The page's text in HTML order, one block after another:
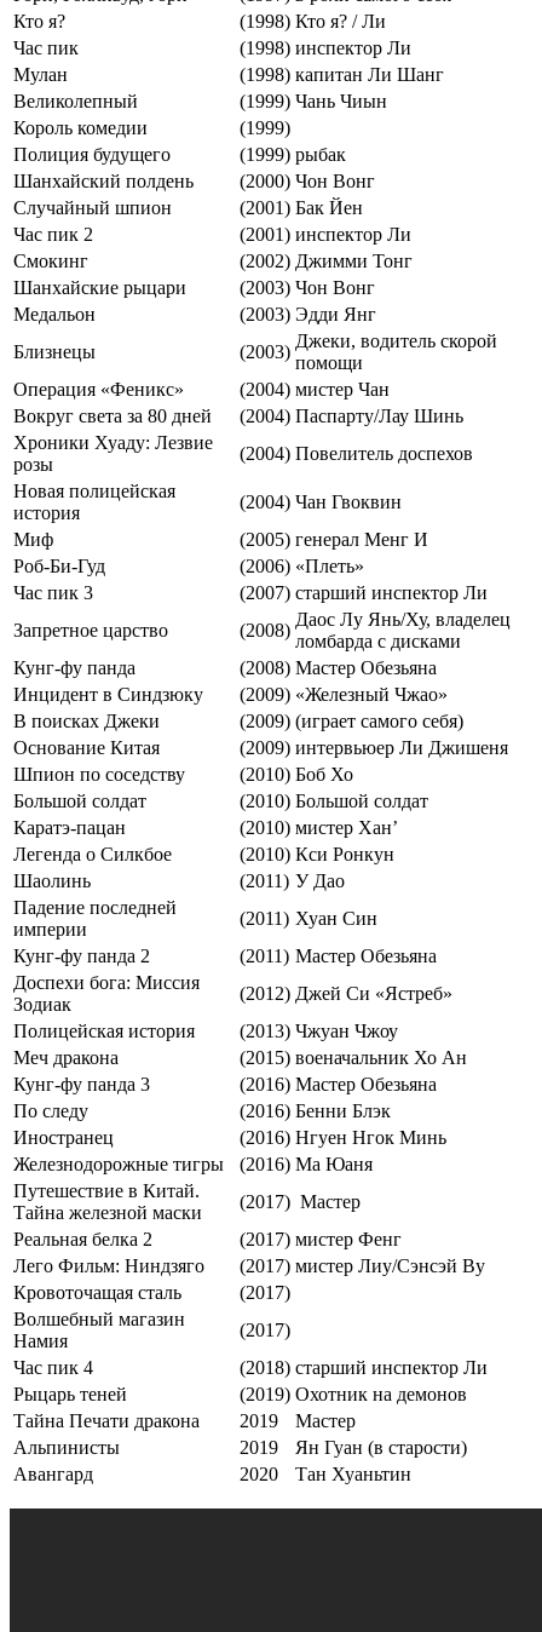
Кто я?
(1998) Кто я? / Ли
Час пик
(1998) инспектор Ли
Мулан
(1998) капитан Ли Шанг
Великолепный
(1999) Чань Чиын
Король комедии
(1999)
Полиция будущего
(1999) рыбак
Шанхайский полдень
(2000) Чон Вонг
Случайный шпион
(2001) Бак Йен
Час пик 2
(2001) инспектор Ли
Смокинг
(2002) Джимми Тонг
Шанхайские рыцари
(2003) Чон Вонг
Медальон
(2003) Эдди Янг
Близнецы
(2003)
Джеки, водитель скорой
помощи
Операция «Феникс»
(2004) мистер Чан
Вокруг света за 80 дней
(2004) Паспарту/Лау Шинь
Хроники Хуаду: Лезвие
розы
(2004) Повелитель доспехов
Новая полицейская
история
(2004) Чан Гвоквин
Миф
(2005) генерал Meнг И
Роб-Би-Гуд
(2006) «Плеть»
Час пик 3
(2007) старший инспектор Ли
Запретное царство
(2008)
Даос Лу Янь/Ху, владелец
ломбарда с дисками
Кунг-фу панда
(2008) Мастер Обезьяна
Инцидент в Синдзюку
(2009) «Железный Чжао»
В поисках Джеки
(2009) (играет самого себя)
Основание Китая
(2009) интервьюер Ли Джишеня
Шпион по соседству
(2010) Боб Хо
Большой солдат
(2010) Большой солдат
Каратэ-пацан
(2010) мистер Хан’
Легенда о Силкбое
(2010) Кси Ронкун
Шаолинь
(2011) У Дао
Падение последней
империи
(2011) Хуан Син
Кунг-фу панда 2
(2011) Мастер Обезьяна
Доспехи бога: Миссия
Зодиак
(2012) Джей Си «Ястреб»
Полицейская история
(2013) Чжуан Чжоу
Меч дракона
(2015) военачальник Хо Ан
Кунг-фу панда 3
(2016) Мастер Обезьяна
По следу
(2016) Бенни Блэк
Иностранец
(2016) Нгуен Нгок Минь
Железнодорожные тигры
(2016) Ма Юаня
Путешествие в Китай.
Тайна железной маски
(2017) Мастер
Реальная белка 2
(2017) мистер Фенг
Лего Фильм: Ниндзяго
(2017) мистер Лиу/Сэнсэй Ву
Кровоточащая сталь
(2017)
Волшебный магазин
Намия
(2017)
Час пик 4
(2018) старший инспектор Ли
Рыцарь теней
(2019) Охотник на демонов
Тайна Печати дракона
2019
Мастер
Альпинисты
2019
Ян Гуан (в старости)
Авангард
2020 Тан Хуаньтин